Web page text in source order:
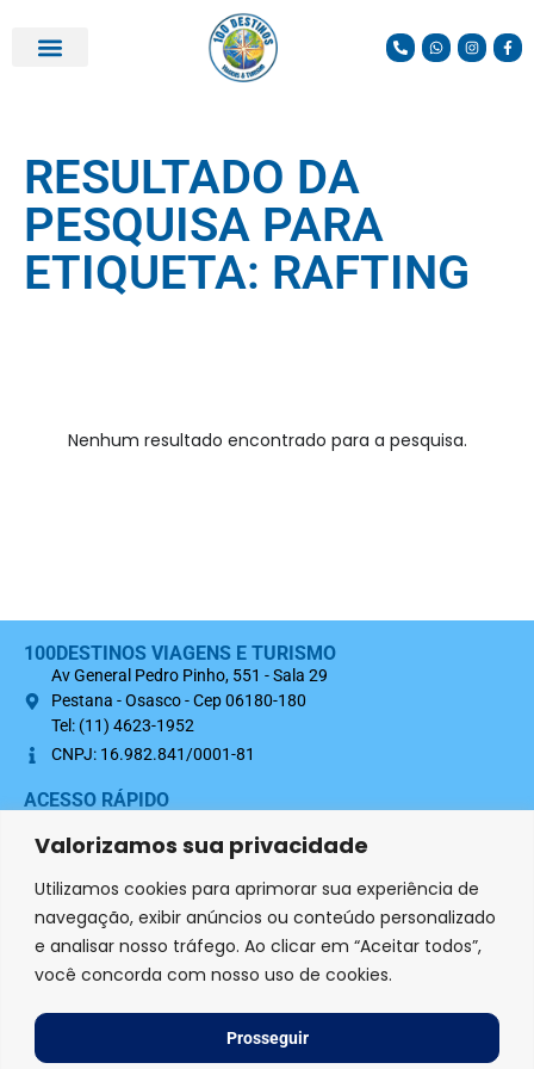
Valorizamos sua privacidade
Utilizamos cookies para aprimorar sua experiência de
navegação, exibir anúncios ou conteúdo personalizado
e analisar nosso tráfego. Ao clicar em “Aceitar todos”,
você concorda com nosso uso de cookies.
Prosseguir
RESULTADO DA
PESQUISA PARA
ETIQUETA: RAFTING
Nenhum resultado encontrado para a pesquisa.
100DESTINOS VIAGENS E TURISMO
Av General Pedro Pinho, 551 - Sala 29
Pestana - Osasco - Cep 06180-180
Tel: (11) 4623-1952
CNPJ: 16.982.841/0001-81
ACESSO RÁPIDO
SIGA-NOS NAS REDES SOCIAIS
Agência credenciada